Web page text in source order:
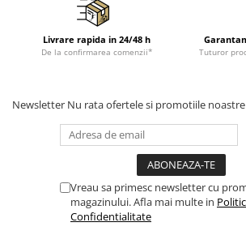
Livrare rapida in 24/48 h
De la confirmarea comenzii* Tuturor
Newsletter Nu rata ofertele si promotiile noastre
Vreau sa primesc newsletter cu
magazinului. Afla mai multe in
Confidentialitate